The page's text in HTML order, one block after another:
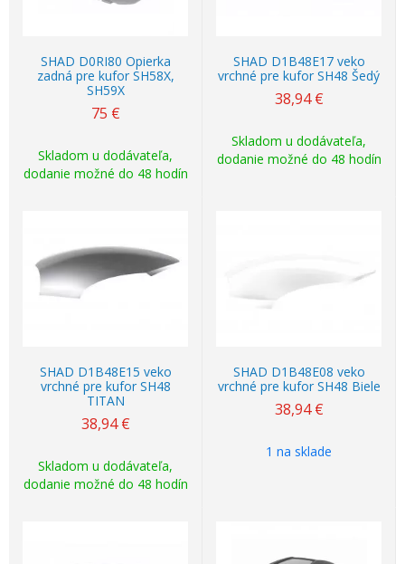
SHAD D0RI80 Opierka
zadná pre kufor SH58X,
SH59X
75 €
Skladom u dodávateľa,
dodanie možné do 48 hodín
SHAD D1B48E17 veko
vrchné pre kufor SH48 Šedý
38,94 €
Skladom u dodávateľa,
dodanie možné do 48 hodín
SHAD D1B48E15 veko
vrchné pre kufor SH48
TITAN
38,94 €
Skladom u dodávateľa,
dodanie možné do 48 hodín
SHAD D1B48E08 veko
vrchné pre kufor SH48 Biele
38,94 €
1 na sklade